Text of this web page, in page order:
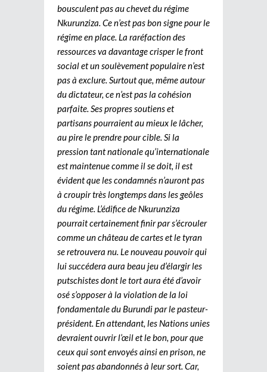
bousculent pas au chevet du régime
Nkurunziza. Ce n’est pas bon signe pour le
régime en place. La raréfaction des
ressources va davantage crisper le front
social et un soulèvement populaire n’est
pas à exclure. Surtout que, même autour
du dictateur, ce n’est pas la cohésion
parfaite. Ses propres soutiens et
partisans pourraient au mieux le lâcher,
au pire le prendre pour cible. Si la
pression tant nationale qu’internationale
est maintenue comme il se doit, il est
évident que les condamnés n’auront pas
à croupir très longtemps dans les geôles
du régime. L’édifice de Nkurunziza
pourrait certainement finir par s’écrouler
comme un château de cartes et le tyran
se retrouvera nu. Le nouveau pouvoir qui
lui succédera aura beau jeu d’élargir les
putschistes dont le tort aura été d’avoir
osé s’opposer à la violation de la loi
fondamentale du Burundi par le pasteur-
président. En attendant, les Nations unies
devraient ouvrir l’œil et le bon, pour que
ceux qui sont envoyés ainsi en prison, ne
soient pas abandonnés à leur sort. Car,